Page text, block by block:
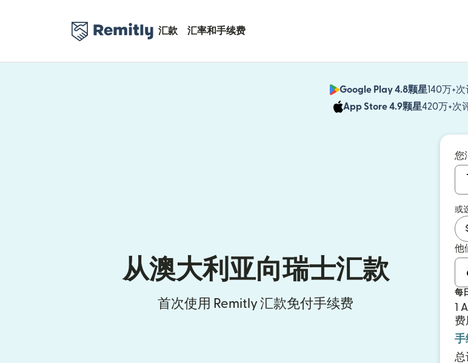
汇款 汇率和手续费
Google Play 4.8颗星140万+
App Store 4.9颗星420万+次
从澳大利亚向瑞士汇款
首次使用 Remitly 汇款免付手续费
您
或
他
每
1
费
手
总